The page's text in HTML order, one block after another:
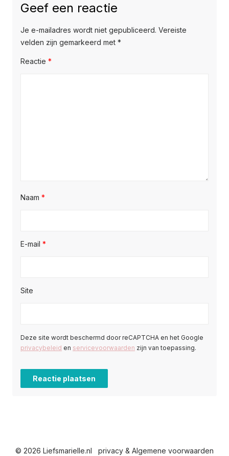
Geef een reactie
Je e-mailadres wordt niet gepubliceerd. Vereiste
velden zijn gemarkeerd met *
Reactie *
Naam *
E-mail *
Site
Deze site wordt beschermd door reCAPTCHA en het Google
privacybeleid en servicevoorwaarden zijn van toepassing.
© 2026 Liefsmarielle.nl privacy & Algemene voorwaarden